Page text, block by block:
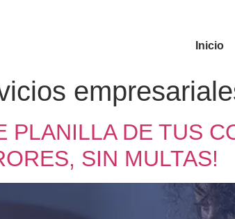
Inicio
PLANILLA DE TUS
SIN MULTAS!